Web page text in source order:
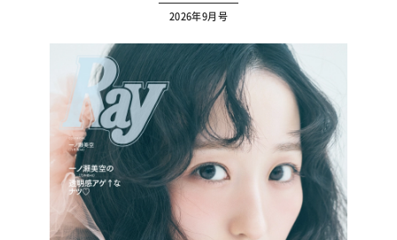
2026年9月号